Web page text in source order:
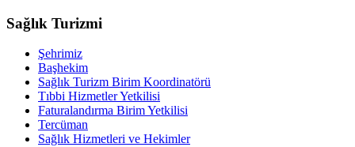
Sağlık Turizmi
Şehrimiz
Başhekim
Sağlık Turizm Birim Koordinatörü
Tıbbi Hizmetler Yetkilisi
Faturalandırma Birim Yetkilisi
Tercüman
Sağlık Hizmetleri ve Hekimler